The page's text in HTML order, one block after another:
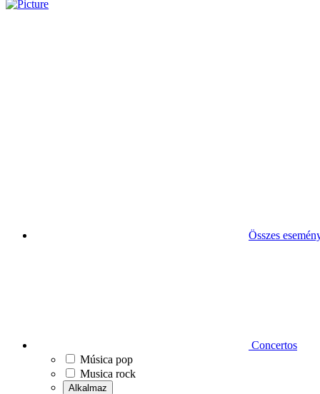
Összes
Concertos
Música pop
Musica rock
Alkalmaz